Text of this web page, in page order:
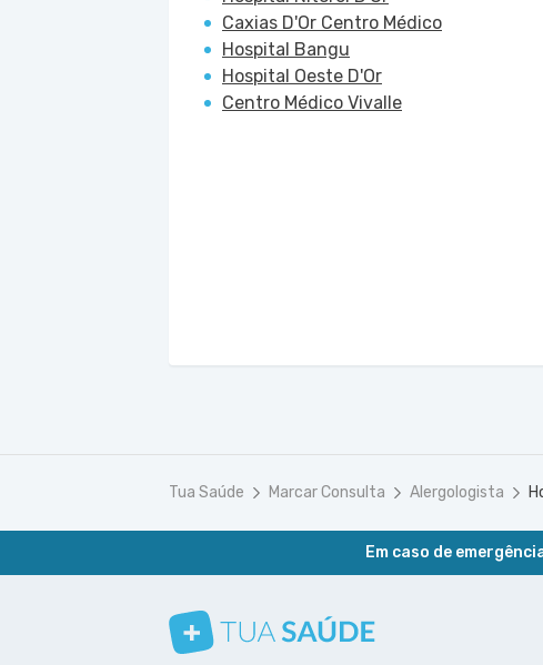
Caxias D'Or Centro Médico
Hospital Bangu
Hospital Oeste D'Or
Centro Médico Vivalle
Tua Saúde Marcar Consulta Alergologista
Em caso de
Conheça nosso canal
Siga a gente no Instagram
Siga a gente no Facebook
Siga a gente no Pinterest